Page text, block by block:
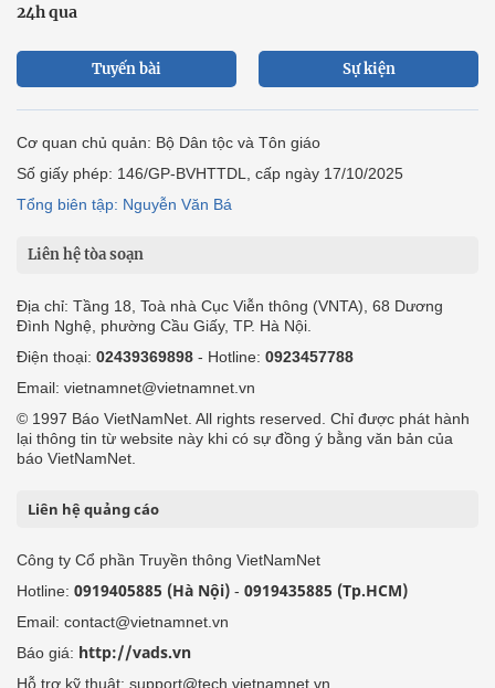
24h qua
Tuyến bài Sự kiện
Cơ quan chủ quản: Bộ Dân tộc và Tôn giáo
Số giấy phép: 146/GP-BVHTTDL, cấp ngày 17/10/2025
Tổng biên tập: Nguyễn Văn Bá
Liên hệ tòa soạn
Địa chỉ: Tầng 18, Toà nhà Cục Viễn thông (VNTA), 68 Dương
Đình Nghệ, phường Cầu Giấy, TP. Hà Nội.
Điện thoại: 02439369898 - Hotline: 0923457788
Email: vietnamnet@vietnamnet.vn
© 1997 Báo VietNamNet. All rights reserved. Chỉ được phát hành
lại thông tin từ website này khi có sự đồng ý bằng văn bản của
báo VietNamNet.
Liên hệ quảng cáo
Công ty Cổ phần Truyền thông VietNamNet
Hotline: 0919405885 (Hà Nội) - 0919435885 (Tp.HCM)
Email: contact@vietnamnet.vn
Báo giá: http://vads.vn
Hỗ trợ kỹ thuật: support@tech.vietnamnet.vn